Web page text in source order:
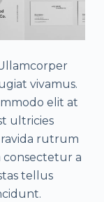
vivamus.
elit at
ultricies
rutrum
a
tellus